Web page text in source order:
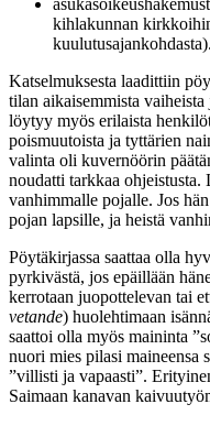
kihlakunnan
kuulutusajankohdasta).
Katselmuksesta laadittiin
tilan aikaisemmista
löytyy myös erilaista
poismuutoista ja tyttärien
valinta oli kuvernöörin
noudatti tarkkaa
vanhimmalle pojalle. Jos
pojan lapsille, ja heistä
Pöytäkirjassa saattaa olla
pyrkivästä, jos epäillään
kerrotaan juopottelevan tai
vetande) huolehtimaan
saattoi olla myös maininta
nuori mies pilasi maineensa
”villisti ja vapaasti”.
Saimaan kanavan